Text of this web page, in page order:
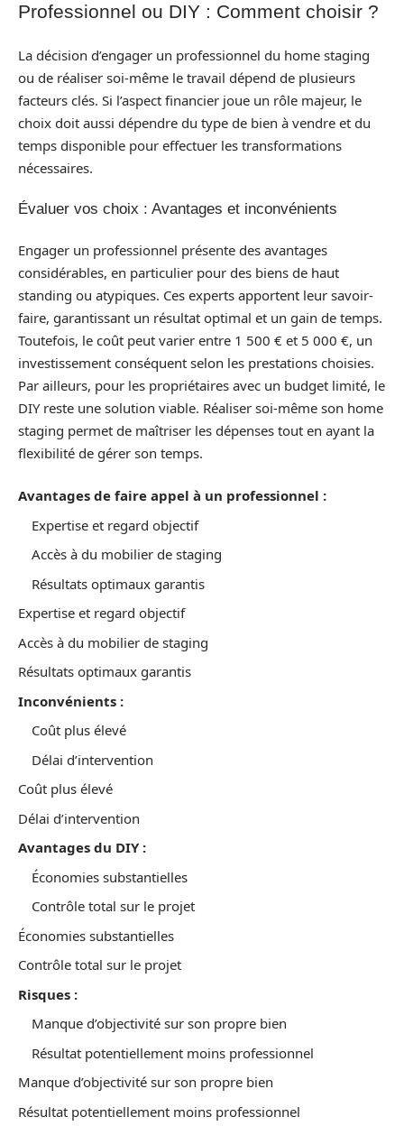
Professionnel ou DIY : Comment choisir ?
La décision d’engager un professionnel du home staging
ou de réaliser soi-même le travail dépend de plusieurs
facteurs clés. Si l’aspect financier joue un rôle majeur, le
choix doit aussi dépendre du type de bien à vendre et du
temps disponible pour effectuer les transformations
nécessaires.
Évaluer vos choix : Avantages et inconvénients
Engager un professionnel présente des avantages
considérables, en particulier pour des biens de haut
standing ou atypiques. Ces experts apportent leur savoir-
faire, garantissant un résultat optimal et un gain de temps.
Toutefois, le coût peut varier entre 1 500 € et 5 000 €, un
investissement conséquent selon les prestations choisies.
Par ailleurs, pour les propriétaires avec un budget limité, le
DIY reste une solution viable. Réaliser soi-même son home
staging permet de maîtriser les dépenses tout en ayant la
flexibilité de gérer son temps.
Avantages de faire appel à un professionnel :
Expertise et regard objectif
Accès à du mobilier de staging
Résultats optimaux garantis
Expertise et regard objectif
Accès à du mobilier de staging
Résultats optimaux garantis
Inconvénients :
Coût plus élevé
Délai d’intervention
Coût plus élevé
Délai d’intervention
Avantages du DIY :
Économies substantielles
Contrôle total sur le projet
Économies substantielles
Contrôle total sur le projet
Risques :
Manque d’objectivité sur son propre bien
Résultat potentiellement moins professionnel
Manque d’objectivité sur son propre bien
Résultat potentiellement moins professionnel